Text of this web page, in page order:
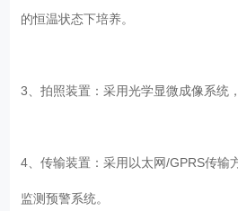
的恒温状态下培养。
3、拍照装置：采用光学显微成像系统
4、传输装置：采用以太网/GPRS传输
监测预警系统。